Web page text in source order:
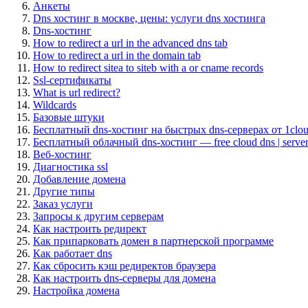
Анкеты
Dns хостинг в москве, цены: услуги dns хостинга
Dns-хостинг
How to redirect a url in the advanced dns tab
How to redirect a url in the domain tab
How to redirect sitea to siteb with a or cname records
Ssl-сертификаты
What is url redirect?
Wildcards
Базовые штуки
Бесплатный dns-хостинг на быстрых dns-серверах от
Бесплатный облачный dns-хостинг — free cloud dns |
Веб-хостинг
Диагностика ssl
Добавление домена
Другие типы
Заказ услуги
Запросы к другим серверам
Как настроить редирект
Как припарковать домен в партнерской программе
Как работает dns
Как сбросить кэш редиректов браузера
Как настроить dns-серверы для домена
Настройка домена